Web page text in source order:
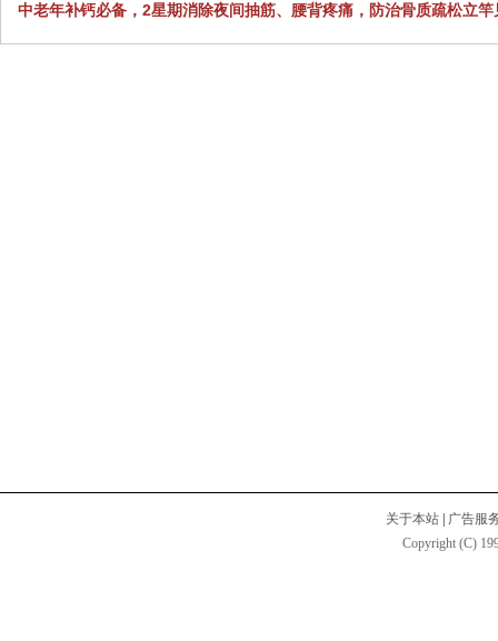
中老年补钙必备，2星期消除夜间抽筋、腰背疼痛，防治骨质疏松立竿
关于本站
广告服
Copyright (C)